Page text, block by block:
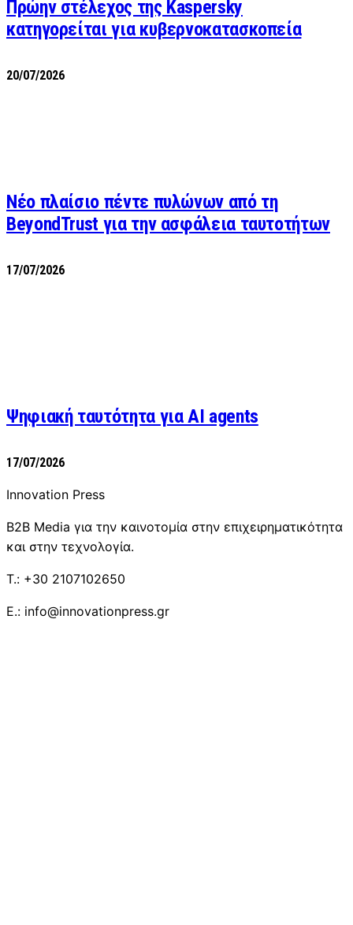
Πρώην στέλεχος της Kaspersky
κατηγορείται για κυβερνοκατασκοπεία
20/07/2026
Νέο πλαίσιο πέντε πυλώνων από τη
BeyondTrust για την ασφάλεια ταυτοτήτων
17/07/2026
Ψηφιακή ταυτότητα για AI agents
17/07/2026
Innovation Press
B2B Media για την καινοτομία στην επιχειρηματικότητα
και στην τεχνολογία.
T.: +30 2107102650
E.: info@innovationpress.gr